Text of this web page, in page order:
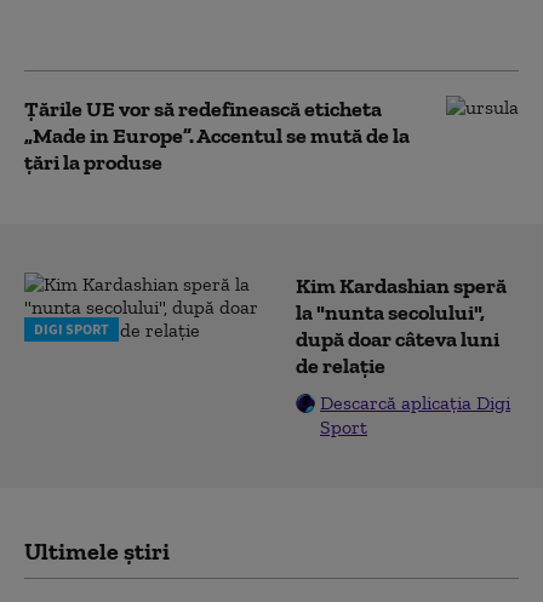
Țările UE vor să redefinească eticheta
„Made in Europe”. Accentul se mută de la
țări la produse
DIGI SPORT
Kim Kardashian speră
la "nunta secolului",
după doar câteva luni
de relație
Descarcă aplicația Digi
Sport
Ultimele știri